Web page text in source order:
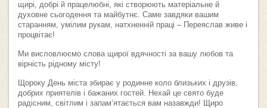
щирі, добрі й працелюбні, які створюють матеріальне й
духовне сьогодення та майбутнє. Саме завдяки вашим
старанням, умілим рукам, натхненній праці – Переяслав живе і
процвітає!
Ми висловлюємо слова щирої вдячності за вашу любов та
вірність рідному місту!
Щороку День міста збирає у родинне коло близьких і друзів,
добрих приятелів і бажаних гостей. Нехай це свято буде
радісним, світлим і запам’ятається вам назавжди! Щиро